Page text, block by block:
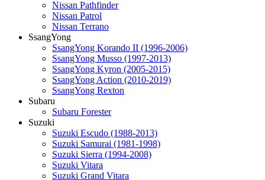
Nissan Pathfinder
Nissan Patrol
Nissan Terrano
SsangYong
SsangYong Korando II (1996-2006)
SsangYong Musso (1997-2013)
SsangYong Kyron (2005-2015)
SsangYong Action (2010-2019)
SsangYong Rexton
Subaru
Subaru Forester
Suzuki
Suzuki Escudo (1988-2013)
Suzuki Samurai (1981-1998)
Suzuki Sierra (1994-2008)
Suzuki Vitara
Suzuki Grand Vitara